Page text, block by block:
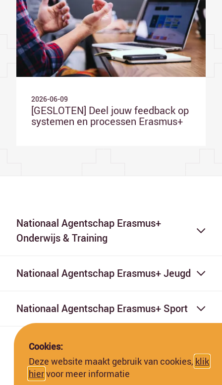
2026-06-09
[GESLOTEN] Deel jouw feedback op
systemen en processen Erasmus+
Nationaal Agentschap Erasmus+
Onderwijs & Training
Nationaal Agentschap Erasmus+ Jeugd
Nationaal Agentschap Erasmus+ Sport
Cookies:
Deze website maakt gebruik van cookies, klik
hiervoor meer informatie